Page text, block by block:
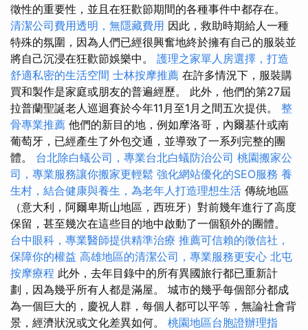
徵性的重要性，並且在狂歡節期間的各種事件中都存在。
清潔公司費用透明，無隱藏費用 因此，救助時期給人一種
特殊的氛圍，因為人們已經很興奮地終於擁有自己的服裝並
將自己沉浸在狂歡節娛樂中。 護理之家單人房選擇，打造
舒適私密的生活空間 士林按摩推薦 在許多情況下，服裝購
買和製作是家庭或朋友的普遍經歷。 此外，他們的第27屆
拉普蘭聖誕老人巡迴賽於今年11月至1月之間五次提供。 整
骨專業推薦 他們的新目的地，例如摩洛哥，內爾基什或南
葡萄牙，已經產生了外包交通，並導致了一系列完整的團
體。 台北除白蟻公司，專業台北白蟻防治公司 桃園搬家公
司，專業服務讓你搬家更輕鬆 強化網站優化的SEO服務 養
生村，結合健康與養生，為老年人打造理想生活 傳統地區
（意大利，阿爾卑斯山地區，西班牙）對前幾年進行了高度
保留，甚至幾次在這些目的地中啟動了一個額外的團體。
台中眼科，專業醫師提供精準治療 推薦可信賴的徵信社，
保障你的權益 高雄地區的清潔公司，專業服務更安心 北屯
按摩療程 此外，去年目錄中的所有異國旅行都已重新計
劃，因為幾乎所有人都是滿屋。 城市的幾乎每個部分都成
為一個巨大的，慶祝人群，每個人都可以平等，無論社會背
景，經濟狀況或文化差異如何。 桃園地區台胞證辦理指